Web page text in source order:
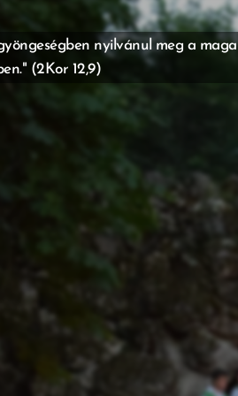
nyilvánul meg a maga
(2Kor 12,9)